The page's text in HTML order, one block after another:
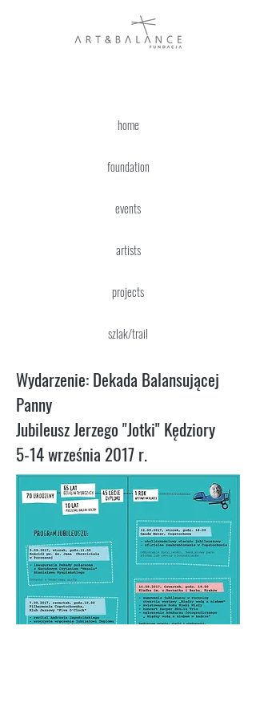
home
foundation
events
artists
projects
szlak/trail
Wydarzenie: Dekada Balansującej
Panny
Jubileusz Jerzego "Jotki" Kędziory
5-14 września 2017 r.